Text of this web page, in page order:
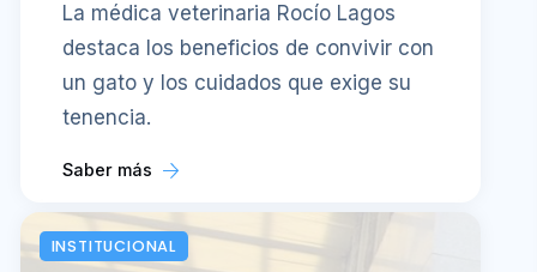
La médica veterinaria Rocío Lagos
destaca los beneficios de convivir con
un gato y los cuidados que exige su
tenencia.
Saber más
INSTITUCIONAL